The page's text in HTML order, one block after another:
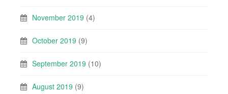
November 2019 (4)
October 2019 (9)
September 2019 (10)
August 2019 (9)